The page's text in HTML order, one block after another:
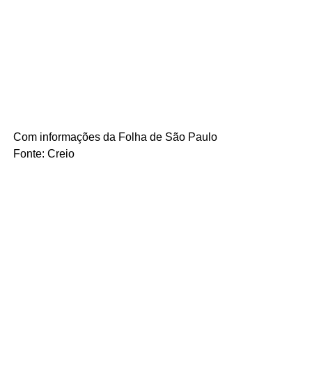
Com informações da Folha de São Paulo
Fonte: Creio